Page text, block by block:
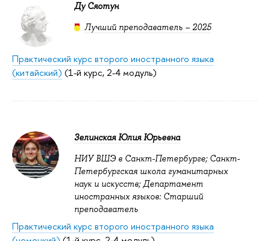
Ду Сяотун
Лучший преподаватель – 2025
Практический курс второго иностранного языка
(китайский) (1-й курс, 2-4 модуль)
Зелинская Юлия Юрьевна
НИУ ВШЭ в Санкт-Петербурге; Санкт-
Петербургская школа гуманитарных
наук и искусств; Департамент
иностранных языков: Старший
преподаватель
Практический курс второго иностранного языка